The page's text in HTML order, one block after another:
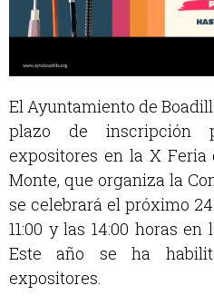
El Ayuntamiento de
plazo de inscripción
expositores en la X
Monte, que organiza la
se celebrará el próximo
11:00 y las 14:00 horas
Este año se ha
expositores.